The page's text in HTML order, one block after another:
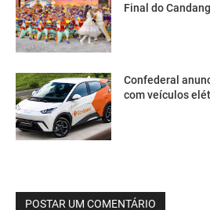
Final do
Confederal
com veículos
POSTAR UM COMENTÁRIO